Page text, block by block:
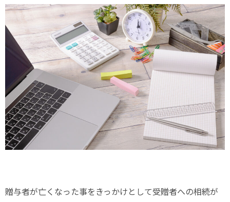
贈与者が亡くなった事をきっかけとして受贈者への相続が